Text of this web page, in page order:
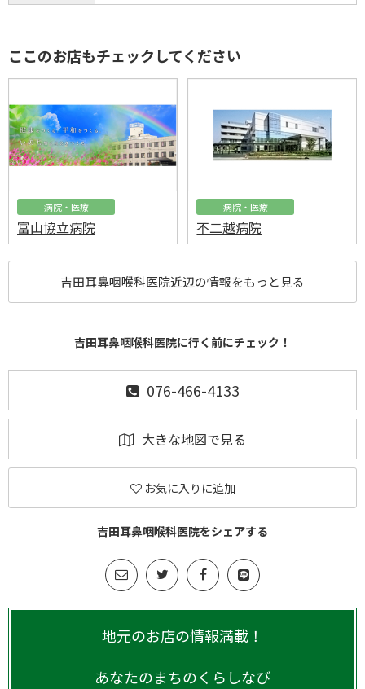
ここのお店もチェックしてください
病院・医療
富山協立病院
病院・医療
不二越病院
吉田耳鼻咽喉科医院近辺の情報をもっと見る
吉田耳鼻咽喉科医院に行く前にチェック！
076-466-4133
大きな地図で見る
お気に入りに追加
吉田耳鼻咽喉科医院をシェアする
地元のお店の情報満載！
あなたのまちのくらしなび